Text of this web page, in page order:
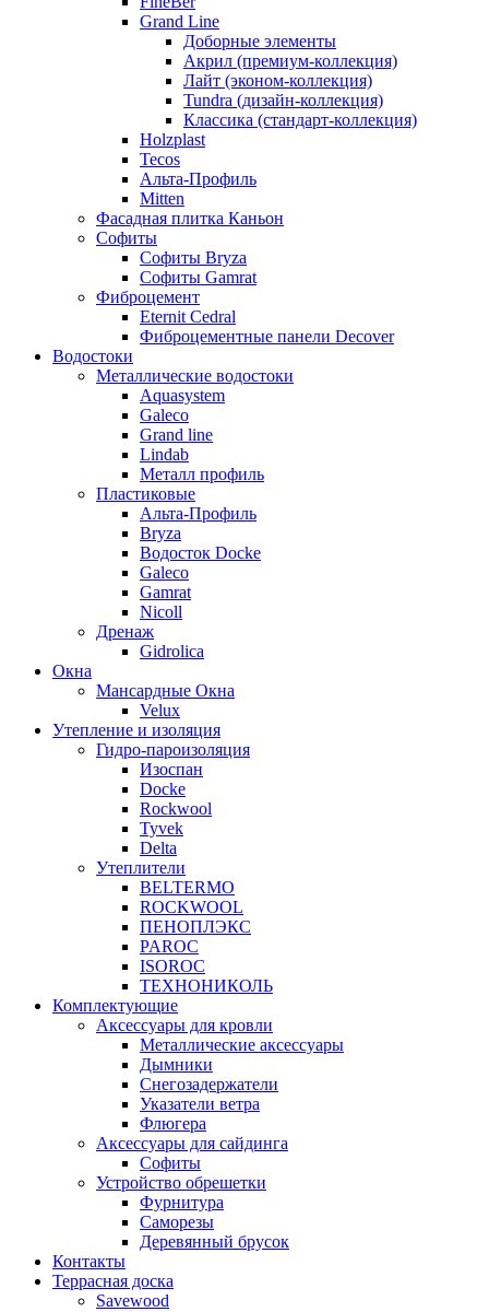
Grand Line
Доборные элементы
Акрил (премиум-коллекция)
Лайт (эконом-коллекция)
Tundra (дизайн-коллекция)
Классика (стандарт-коллекция)
Holzplast
Tecos
Альта-Профиль
Mitten
Фасадная плитка Каньон
Софиты
Софиты Bryza
Софиты Gamrat
Фиброцемент
Eternit Cedral
Фиброцементные панели Decover
Водостоки
Металлические водостоки
Aquasystem
Galeco
Grand line
Lindab
Металл профиль
Пластиковые
Альта-Профиль
Bryza
Водосток Docke
Galeco
Gamrat
Nicoll
Дренаж
Gidrolica
Окна
Мансардные Окна
Velux
Утепление и изоляция
Гидро-пароизоляция
Изоспан
Docke
Rockwool
Tyvek
Delta
Утеплители
BELTERMO
ROCKWOOL
ПЕНОПЛЭКС
PAROC
ISOROC
ТЕХНОНИКОЛЬ
Комплектующие
Аксессуары для кровли
Металлические аксессуары
Дымники
Снегозадержатели
Указатели ветра
Флюгера
Аксессуары для сайдинга
Софиты
Устройство обрешетки
Фурнитура
Саморезы
Деревянный брусок
Контакты
Террасная доска
Savewood